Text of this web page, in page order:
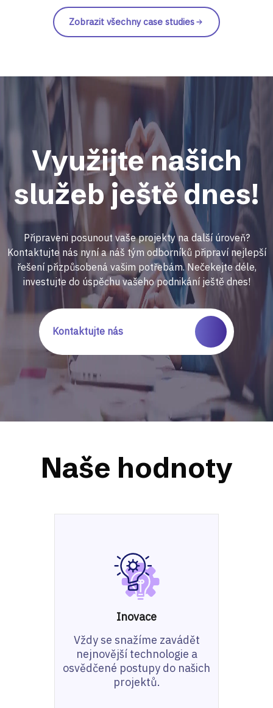
Zobrazit všechny case studies
Využijte našich
služeb ještě dnes!
Připraveni posunout vaše projekty na další úroveň?
Kontaktujte nás nyní a náš tým odborníků připraví nejlepší
řešení přizpůsobená vašim potřebám. Nečekejte déle,
investujte do úspěchu vašeho podnikání ještě dnes!
Kontaktujte nás
Naše hodnoty
Inovace
Vždy se snažíme zavádět
nejnovější technologie a
osvědčené postupy do našich
projektů.